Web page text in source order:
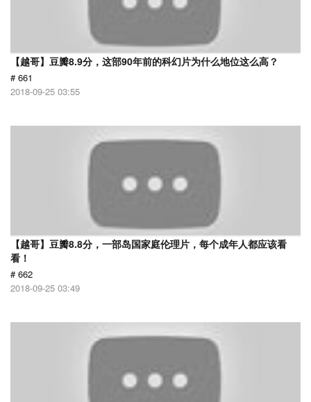
【越哥】豆瓣8.9分，这部90年前的科幻片为什么地位这么高？
# 661
2018-09-25 03:55
【越哥】豆瓣8.8分，一部岛国家庭伦理片，每个成年人都应该看
看！
# 662
2018-09-25 03:49